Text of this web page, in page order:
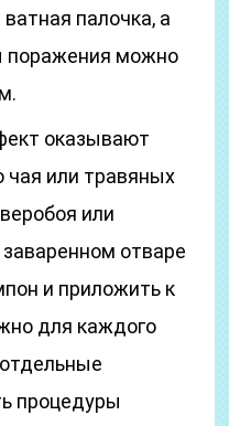
палочка, а
поражения можно
оказывают
чая или травяных
или
отваре
и приложить к
для каждого
процедуры